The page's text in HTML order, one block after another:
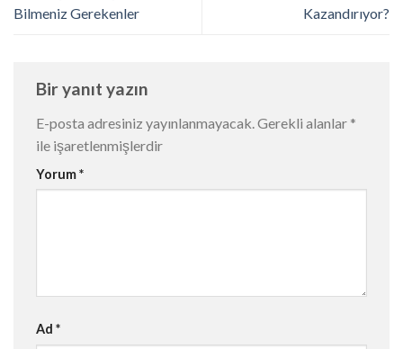
Bilmeniz Gerekenler
Kazandırıyor?
Bir yanıt yazın
E-posta adresiniz yayınlanmayacak. Gerekli alanlar *
ile işaretlenmişlerdir
Yorum*
Ad *